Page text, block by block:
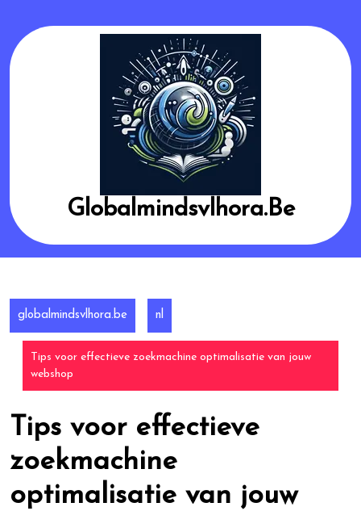
content
Globalmindsvlhora.be
globalmindsvlhora.be nl
Tips voor effectieve zoekmachine optimalisatie van jouw
webshop
Tips voor effectieve
zoekmachine
optimalisatie van jouw